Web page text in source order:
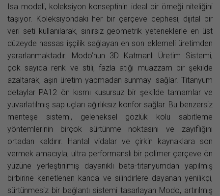
Isa modeli, koleksiyon konseptinin ideal bir örneği niteliğini
taşıyor. Koleksiyondaki her bir çerçeve cephesi, dijital bir
veri seti kullanılarak, sınırsız geometrik yeteneklerle en üst
düzeyde hassas işçilik sağlayan en son eklemeli üretimden
yararlanmaktadır. Modo’nun 3D Katmanlı Üretim Sistemi,
çok sayıda renk ve stili, fazla atığı muazzam bir şekilde
azaltarak, aşırı üretim yapmadan sunmayı sağlar. Titanyum
detaylar PA12 ön kısmı kusursuz bir şekilde tamamlar ve
yuvarlatılmış sap uçları ağırlıksız konfor sağlar. Bu benzersiz
menteşe sistemi, geleneksel gözlük kolu sabitleme
yöntemlerinin birçok sürtünme noktasını ve zayıflığını
ortadan kaldırır. Hantal vidalar ve çirkin kaynaklara son
vermek amacıyla, ultra performanslı bir polimer çerçeve ön
yüzüne yerleştirilmiş dayanıklı beta-titanyumdan yapılmış
birbirine kenetlenen kanca ve silindirlere dayanan yenilikçi,
sürtünmesiz bir bağlantı sistemi tasarlayan Modo, artırılmış